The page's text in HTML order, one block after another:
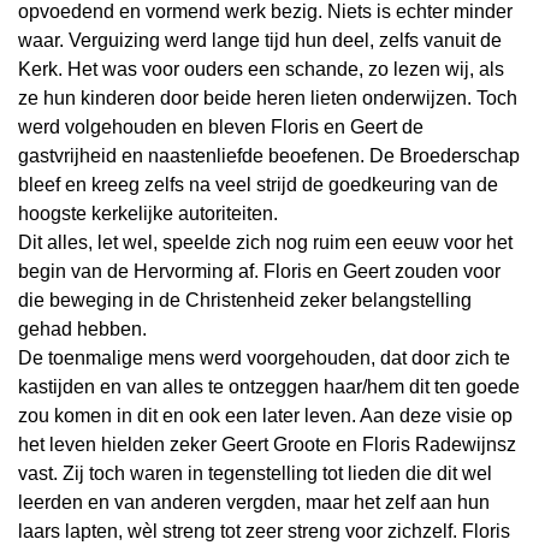
opvoedend en vormend werk bezig. Niets is echter minder
waar. Verguizing werd lange tijd hun deel, zelfs vanuit de
Kerk. Het was voor ouders een schande, zo lezen wij, als
ze hun kinderen door beide heren lieten onderwijzen. Toch
werd volgehouden en bleven Floris en Geert de
gastvrijheid en naastenliefde beoefenen. De Broederschap
bleef en kreeg zelfs na veel strijd de goedkeuring van de
hoogste kerkelijke autoriteiten.
Dit alles, let wel, speelde zich nog ruim een eeuw voor het
begin van de Hervorming af. Floris en Geert zouden voor
die beweging in de Christenheid zeker belangstelling
gehad hebben.
De toenmalige mens werd voorgehouden, dat door zich te
kastijden en van alles te ontzeggen haar/hem dit ten goede
zou komen in dit en ook een later leven. Aan deze visie op
het leven hielden zeker Geert Groote en Floris Radewijnsz
vast. Zij toch waren in tegenstelling tot lieden die dit wel
leerden en van anderen vergden, maar het zelf aan hun
laars lapten, wèl streng tot zeer streng voor zichzelf. Floris